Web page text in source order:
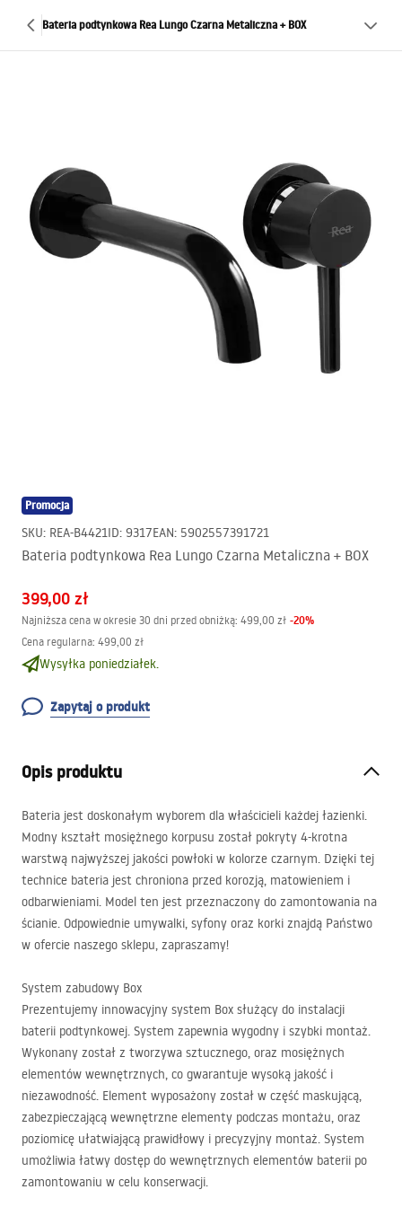
Bateria podtynkowa Rea Lungo Czarna Metaliczna + BOX
Promocja
SKU: REA-B4421ID: 9317EAN: 5902557391721
Bateria podtynkowa Rea Lungo Czarna Metaliczna + BOX
399,00 zł
Najniższa cena w okresie 30 dni przed obniżką: 499,00 zł -20%
Cena regularna: 499,00 zł
Wysyłka poniedziałek.
Zapytaj o produkt
Opis produktu
Bateria jest doskonałym wyborem dla właścicieli każdej łazienki.
Modny kształt mosiężnego korpusu został pokryty 4-krotna
warstwą najwyższej jakości powłoki w kolorze czarnym. Dzięki tej
technice bateria jest chroniona przed korozją, matowieniem i
odbarwieniami. Model ten jest przeznaczony do zamontowania na
ścianie. Odpowiednie umywalki, syfony oraz korki znajdą Państwo
w ofercie naszego sklepu, zapraszamy!
System zabudowy Box
Prezentujemy innowacyjny system Box służący do instalacji
baterii podtynkowej. System zapewnia wygodny i szybki montaż.
Wykonany został z tworzywa sztucznego, oraz mosiężnych
elementów wewnętrznych, co gwarantuje wysoką jakość i
niezawodność. Element wyposażony został w część maskującą,
zabezpieczającą wewnętrzne elementy podczas montażu, oraz
poziomicę ułatwiającą prawidłowy i precyzyjny montaż. System
umożliwia łatwy dostęp do wewnętrznych elementów baterii po
zamontowaniu w celu konserwacji.